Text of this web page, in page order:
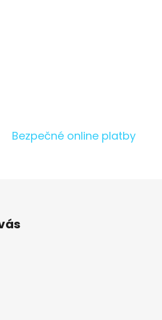
Bezpečné online platby